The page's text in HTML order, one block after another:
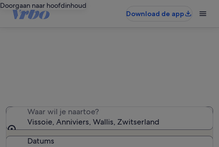
Doorgaan naar hoofdinhoud
Download de app
Waar wil je naartoe?
Vissoie, Anniviers, Wallis, Zwitserland
Datums